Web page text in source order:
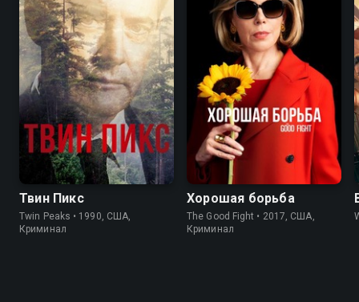
8.4 8.7
Твин Пикс
Twin Peaks • 1990, США,
Криминал
7.9 8.3
Хорошая борьба
The Good Fight • 2017, США,
Криминал